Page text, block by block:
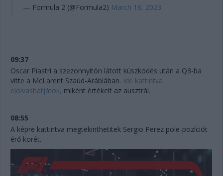
— Formula 2 (@Formula2) March 18, 2023
09:37
Oscar Piastri a szezonnyitón látott küszködés után a Q3-ba
vitte a McLarent Szaúd-Arábiában. Ide kattintva
elolvashatjátok, miként értékelt az ausztrál.
08:55
A képre kattintva megtekinthetitek Sergio Perez pole-pozíciót
érő körét.